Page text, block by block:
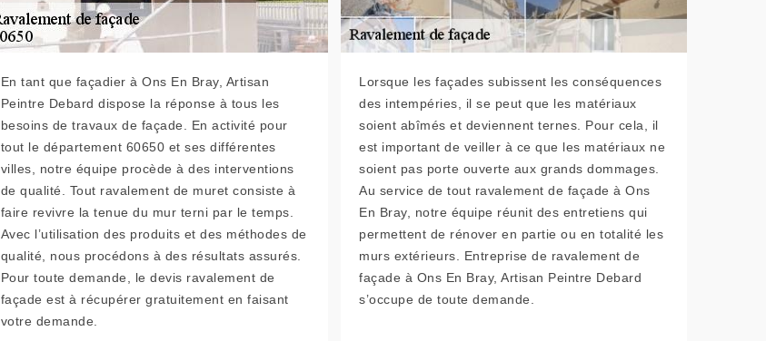
En tant que façadier à Ons En Bray, Artisan
Peintre Debard dispose la réponse à tous les
besoins de travaux de façade. En activité pour
tout le département 60650 et ses différentes
villes, notre équipe procède à des interventions
de qualité. Tout ravalement de muret consiste à
faire revivre la tenue du mur terni par le temps.
Avec l’utilisation des produits et des méthodes de
qualité, nous procédons à des résultats assurés.
Pour toute demande, le devis ravalement de
façade est à récupérer gratuitement en faisant
votre demande.
Lorsque les façades subissent les conséquences
des intempéries, il se peut que les matériaux
soient abîmés et deviennent ternes. Pour cela, il
est important de veiller à ce que les matériaux ne
soient pas porte ouverte aux grands dommages.
Au service de tout ravalement de façade à Ons
En Bray, notre équipe réunit des entretiens qui
permettent de rénover en partie ou en totalité les
murs extérieurs. Entreprise de ravalement de
façade à Ons En Bray, Artisan Peintre Debard
s’occupe de toute demande.